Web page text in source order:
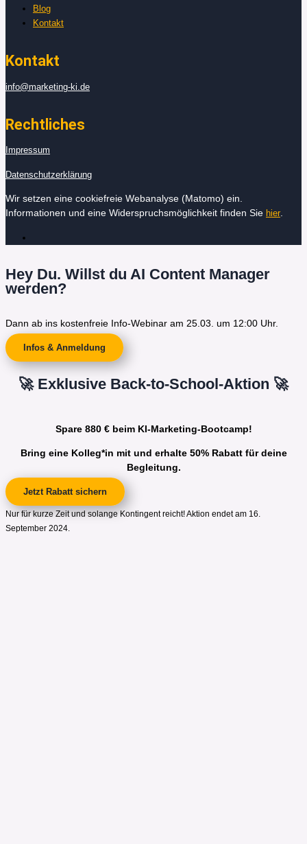
Blog
Kontakt
Kontakt
info@marketing-ki.de
Rechtliches
Impressum
Datenschutzerklärung
Wir setzen eine cookiefreie Webanalyse (Matomo) ein.
Informationen und eine Widerspruchsmöglichkeit finden Sie hier
Hey Du. Willst du AI Content Manager
werden?
Dann ab ins kostenfreie Info-Webinar am 25.03. um 12:00 Uhr.
Infos & Anmeldung
🚀 Exklusive Back-to-School-Aktion 🚀
Spare 880 € beim KI-Marketing-Bootcamp!
Bring eine Kolleg*in mit und erhalte 50% Rabatt für deine
Begleitung.
Jetzt Rabatt sichern
Nur für kurze Zeit und solange Kontingent reicht! Aktion endet am 16.
September 2024.